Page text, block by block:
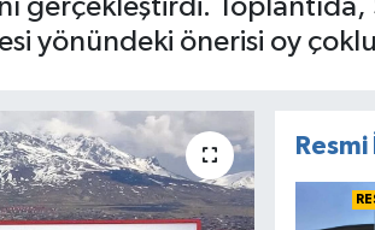
gerçekleştirdi. Toplantıda,
yönündeki önerisi oy